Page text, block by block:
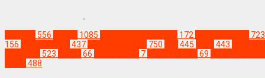
556 1085 172
723
156
437 750 445 443
523 66 7 69
488